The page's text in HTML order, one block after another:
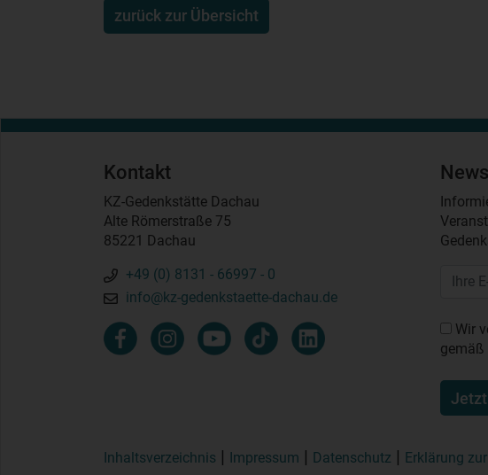
zurück zur Übersicht
Kontakt
KZ-Gedenkstätte Dachau
Alte Römerstraße 75
85221 Dachau
+49 (0) 8131 - 66997 - 0
info@kz-gedenkstaette-dachau.de
Wir
gemäß
Inhaltsverzeichnis Impressum Datenschutz
Erklärung